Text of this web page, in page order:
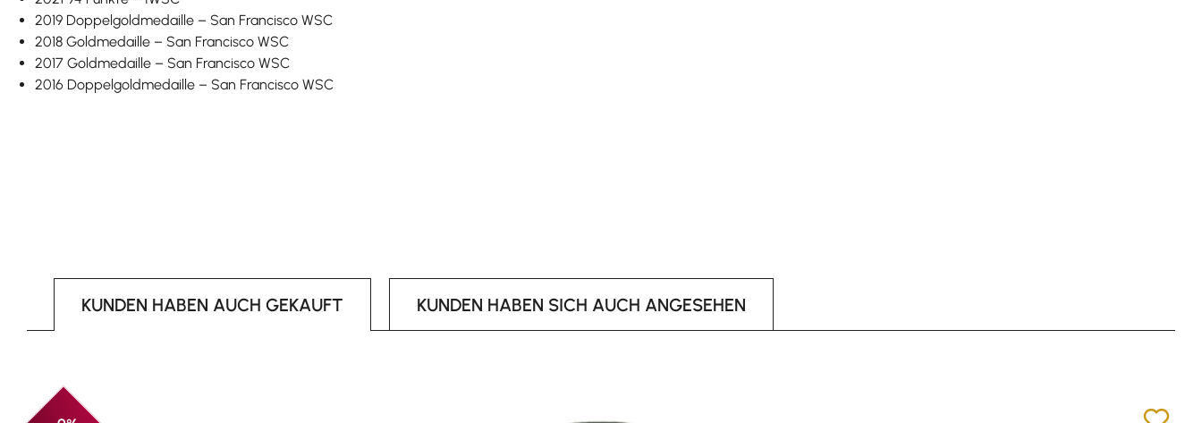
2019 Doppelgoldmedaille – San Francisco WSC
2018 Goldmedaille – San Francisco WSC
2017 Goldmedaille – San Francisco WSC
2016 Doppelgoldmedaille – San Francisco WSC
KUNDEN HABEN AUCH GEKAUFT KUNDEN HABEN SICH AUCH ANGESEHEN